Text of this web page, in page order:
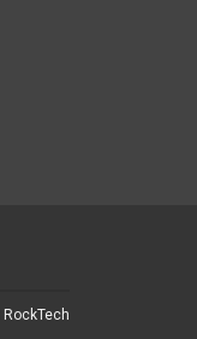
RockTech